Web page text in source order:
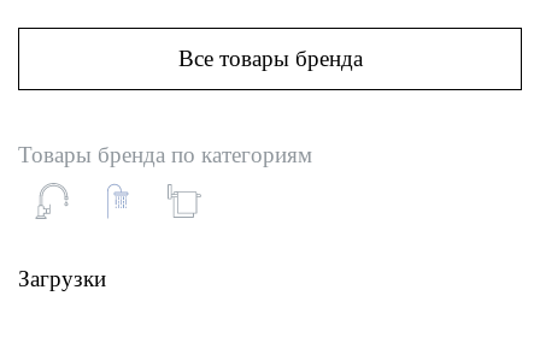
Все товары бренда
Товары бренда по категориям
Загрузки